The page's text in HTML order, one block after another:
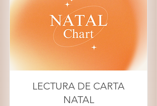
LECTURA DE CARTA
NATAL